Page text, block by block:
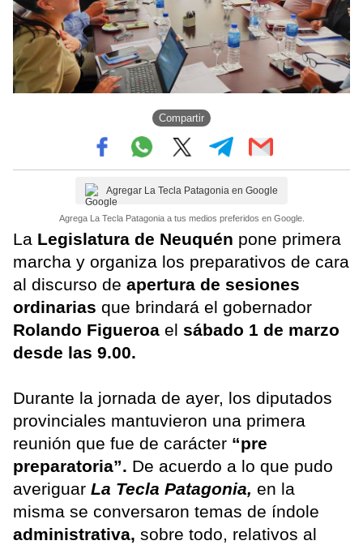
Compartir
Agregar La Tecla Patagonia en Google
Agrega La Tecla Patagonia a tus medios preferidos en Google.
La Legislatura de Neuquén pone primera
marcha y organiza los preparativos de cara
al discurso de apertura de sesiones
ordinarias que brindará el gobernador
Rolando Figueroa el sábado 1 de marzo
desde las 9.00.
Durante la jornada de ayer, los diputados
provinciales mantuvieron una primera
reunión que fue de carácter “pre
preparatoria”. De acuerdo a lo que pudo
averiguar La Tecla Patagonia, en la
misma se conversaron temas de índole
administrativa, sobre todo, relativos al